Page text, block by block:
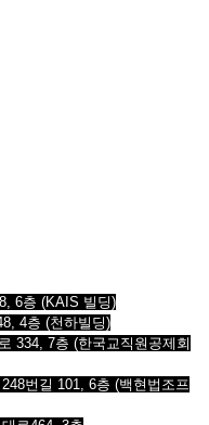
6층 (KAIS 빌딩)
4층 (천하빌딩)
334, 7층 (한국교직원공제회
번길 101, 6층 (백현법조프